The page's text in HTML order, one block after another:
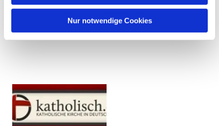
Nur notwendige Cookies